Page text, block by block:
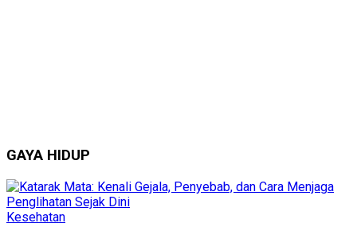
GAYA HIDUP
Kesehatan